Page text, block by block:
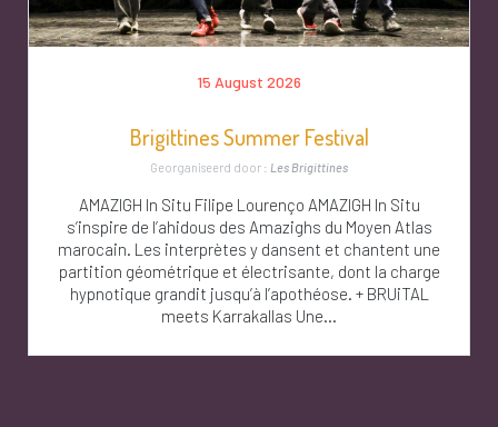
15 August 2026
Brigittines Summer Festival
Georganiseerd door : Les Brigittines
AMAZIGH In Situ Filipe Lourenço AMAZIGH In Situ
s’inspire de l’ahidous des Amazighs du Moyen Atlas
marocain. Les interprètes y dansent et chantent une
partition géométrique et électrisante, dont la charge
hypnotique grandit jusqu’à l’apothéose. + BRUiTAL
meets Karrakallas Une...